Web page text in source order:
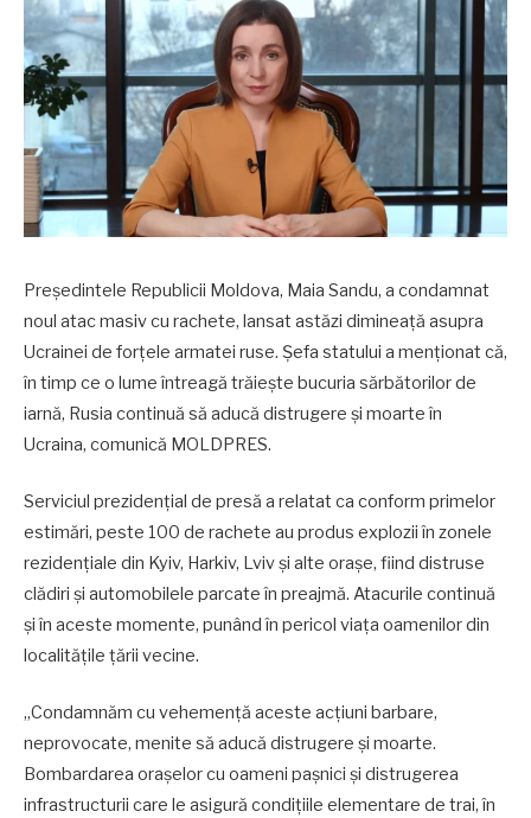
Președintele Republicii Moldova, Maia Sandu, a condamnat
noul atac masiv cu rachete, lansat astăzi dimineață asupra
Ucrainei de forțele armatei ruse. Șefa statului a menționat că,
în timp ce o lume întreagă trăiește bucuria sărbătorilor de
iarnă, Rusia continuă să aducă distrugere și moarte în
Ucraina, comunică MOLDPRES.
Serviciul prezidențial de presă a relatat ca conform primelor
estimări, peste 100 de rachete au produs explozii în zonele
rezidențiale din Kyiv, Harkiv, Lviv și alte orașe, fiind distruse
clădiri și automobilele parcate în preajmă. Atacurile continuă
și în aceste momente, punând în pericol viața oamenilor din
localitățile țării vecine.
„Condamnăm cu vehemență aceste acțiuni barbare,
neprovocate, menite să aducă distrugere și moarte.
Bombardarea orașelor cu oameni pașnici și distrugerea
infrastructurii care le asigură condițiile elementare de trai, în